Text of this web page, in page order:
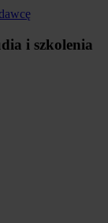
i szkolenia